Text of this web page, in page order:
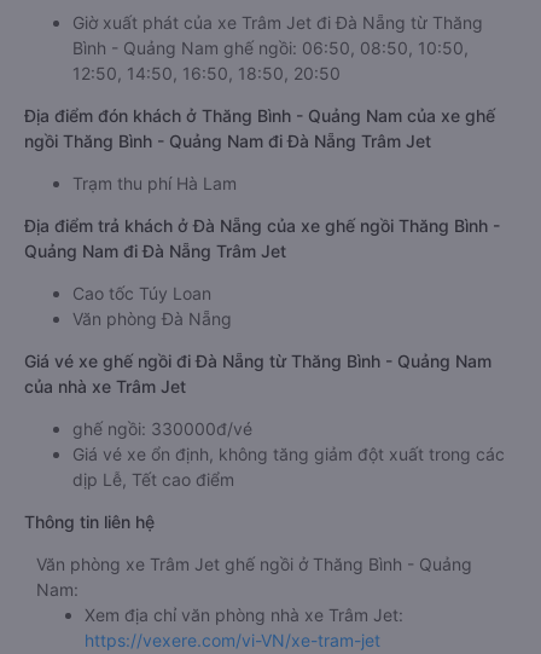
Giờ xuất phát của xe Trâm Jet đi Đà Nẵng từ Thăng
Bình - Quảng Nam ghế ngồi: 06:50, 08:50, 10:50,
12:50, 14:50, 16:50, 18:50, 20:50
Địa điểm đón khách ở Thăng Bình - Quảng Nam của xe ghế
ngồi Thăng Bình - Quảng Nam đi Đà Nẵng Trâm Jet
Trạm thu phí Hà Lam
Địa điểm trả khách ở Đà Nẵng của xe ghế ngồi Thăng Bình -
Quảng Nam đi Đà Nẵng Trâm Jet
Cao tốc Túy Loan
Văn phòng Đà Nẵng
Giá vé xe ghế ngồi đi Đà Nẵng từ Thăng Bình - Quảng Nam
của nhà xe Trâm Jet
ghế ngồi: 330000đ/vé
Giá vé xe ổn định, không tăng giảm đột xuất trong các
dịp Lễ, Tết cao điểm
Thông tin liên hệ
Văn phòng xe Trâm Jet ghế ngồi ở Thăng Bình - Quảng
Nam:
Xem địa chỉ văn phòng nhà xe Trâm Jet:
https://vexere.com/vi-VN/xe-tram-jet